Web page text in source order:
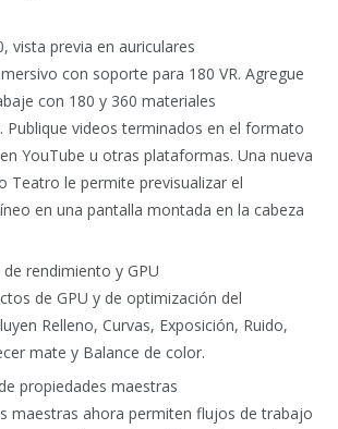
vista previa en auriculares
con soporte para 180 VR. Agregue
con 180 y 360 materiales
Publique videos terminados en el formato
YouTube u otras plataformas. Una nueva
Teatro le permite previsualizar el
en una pantalla montada en la cabeza
rendimiento y GPU
de GPU y de optimización del
Relleno, Curvas, Exposición, Ruido,
mate y Balance de color.
propiedades maestras
maestras ahora permiten flujos de trabajo